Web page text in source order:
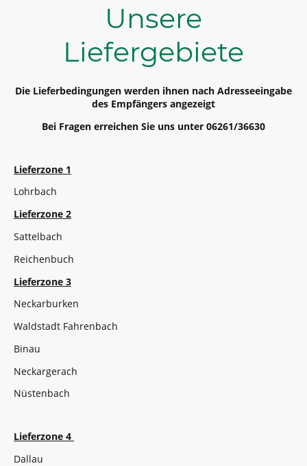
Unsere
Liefergebiete
Die Lieferbedingungen werden ihnen nach Adresseeingabe
des Empfängers angezeigt
Bei Fragen erreichen Sie uns unter 06261/36630
Lieferzone 1
Lohrbach
Lieferzone 2
Sattelbach
Reichenbuch
Lieferzone 3
Neckarburken
Waldstadt Fahrenbach
Binau
Neckargerach
Nüstenbach
Lieferzone 4
Dallau